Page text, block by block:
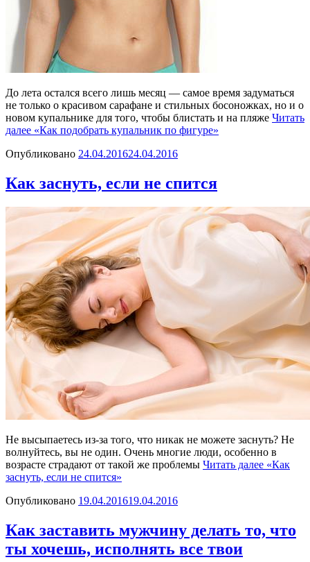
До лета остался всего лишь месяц — самое время задуматься
не только о красивом сарафане и стильных босоножках, но и о
новом купальнике для того, чтобы блистать и на пляже Читать
далее «Как подобрать купальник по фигуре»
Опубликовано 24.04.201624.04.2016
Как заснуть, если не спится
Не высыпаетесь из-за того, что никак не можете заснуть? Не
волнуйтесь, вы не один. Очень многие люди, особенно в
возрасте страдают от такой же проблемы Читать далее «Как
заснуть, если не спится»
Опубликовано 19.04.201619.04.2016
Как заставить мужчину делать то, что
ты хочешь, исполнять все твои